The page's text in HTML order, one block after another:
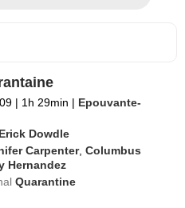
| 1h 29min | Epouvante-
Dowdle
Carpenter,Columbus
Hernandez
Quarantine